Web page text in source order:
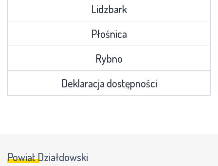
Lidzbark
Płośnica
Rybno
Deklaracja dostępności
Powiat Działdowski